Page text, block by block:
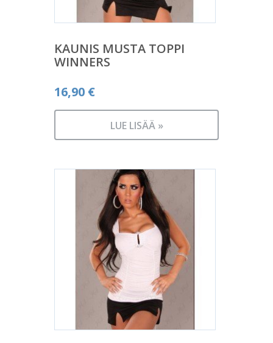
KAUNIS MUSTA TOPPI
WINNERS
16,90 €
LUE LISÄÄ »